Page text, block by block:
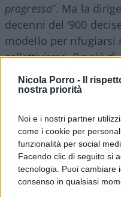
Nicola Porro -
Il
nostra priorità
Noi e i nostri partner
come i cookie per
funzionalità per social
Facendo clic di seguito si
tecnologia. Puoi cambiare
consenso in qualsiasi
progresso”. Ma la
decenni del ‘900
modello per rifugiarsi
collettivismo. Da più
insistito nella difesa di
solo povertà,
Interessante l’arco
segnalare larottura
rappresentata: il
contrappone
politica dei suoi